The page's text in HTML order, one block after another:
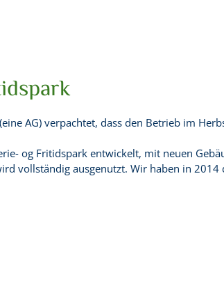
AG) verpachtet, dass den Betrieb im
og Fritidspark entwickelt, mit neuen
vollständig ausgenutzt. Wir haben in